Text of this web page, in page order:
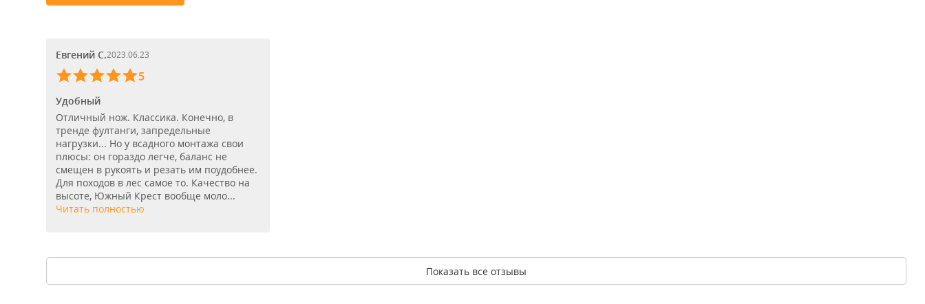
Евгений С.2023.06.23
5
Удобный
Отличный нож. Классика. Конечно, в
тренде фултанги, запредельные
нагрузки... Но у всадного монтажа свои
плюсы: он гораздо легче, баланс не
смещен в рукоять и резать им поудобнее.
Для походов в лес самое то. Качество на
высоте, Южный Крест вообще моло...
Читать полностью
Показать все отзывы